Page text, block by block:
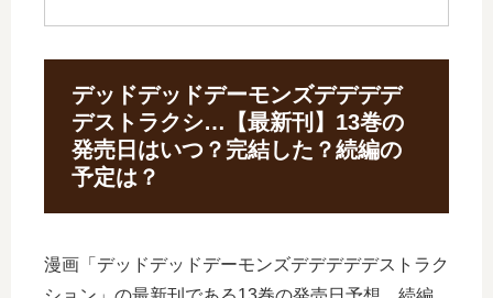
デッドデッドデーモンズデデデデ
デストラクシ…【最新刊】13巻の
発売日はいつ？完結した？続編の
予定は？
漫画「デッドデッドデーモンズデデデデデストラク